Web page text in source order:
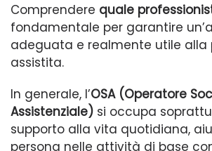
Comprendere quale
fondamentale per garantire
adeguata e realmente utile alla
assistita.
In generale, l’OSA (Operatore
Assistenziale) si occupa
supporto alla vita quotidiana,
persona nelle attività di base